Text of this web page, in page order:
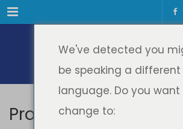
Meniul
Profesori & Invitați
We've detected you
be speaking a different
language. Do you
change to: